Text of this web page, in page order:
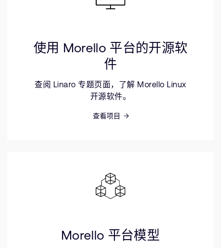
使用 Morello 平台的开源软
件
查阅 Linaro 专题页面，了解 Morello Linux
开源软件。
查看项目
Morello 平台模型